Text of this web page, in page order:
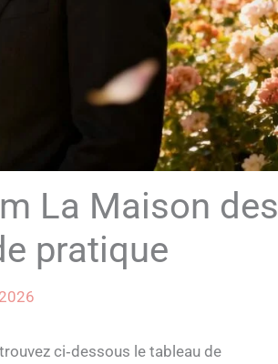
La Maison des
pratique
ci‑dessous le tableau de